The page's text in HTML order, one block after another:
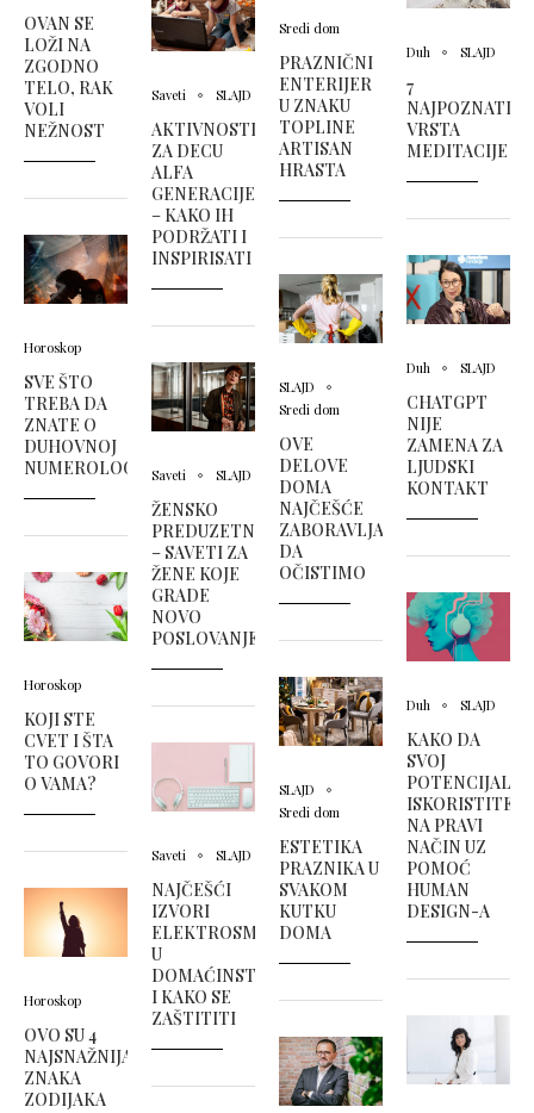
OVAN SE
LOŽI NA
ZGODNO
TELO, RAK
VOLI
NEŽNOST
Horoskop
SVE ŠTO
TREBA DA
ZNATE O
DUHOVNOJ
NUMEROLOGIJI
Horoskop
KOJI STE
CVET I ŠTA
TO GOVORI
O VAMA?
Horoskop
OVO SU 4
NAJSNAŽNIJA
ZNAKA
ZODIJAKA
Saveti SLAJD
AKTIVNOSTI
ZA DECU
ALFA
GENERACIJE
– KAKO IH
PODRŽATI I
INSPIRISATI
Saveti SLAJD
ŽENSKO
PREDUZETNIŠTVO
– SAVETI ZA
ŽENE KOJE
GRADE
NOVO
POSLOVANJE
Saveti SLAJD
NAJČEŠĆI
IZVORI
ELEKTROSMOGA
U
DOMAĆINSTVU
I KAKO SE
ZAŠTITITI
Sredi dom
PRAZNIČNI
ENTERIJER
U ZNAKU
TOPLINE
ARTISAN
HRASTA
SLAJD
Sredi dom
OVE
DELOVE
DOMA
NAJČEŠĆE
ZABORAVLJAMO
DA
OČISTIMO
SLAJD
Sredi dom
ESTETIKA
PRAZNIKA U
SVAKOM
KUTKU
DOMA
Duh SLAJD
7
VRSTA
MEDITACIJE
Duh SLAJD
CHATGPT
NIJE
ZAMENA ZA
LJUDSKI
KONTAKT
Duh SLAJD
KAKO DA
SVOJ
POTENCIJAL
ISKORISTITE
NA PRAVI
NAČIN UZ
POMOĆ
HUMAN
DESIGN-A